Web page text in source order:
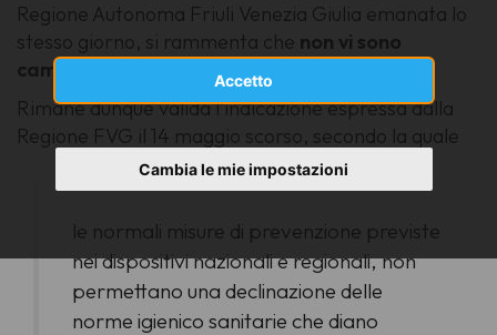
Accetto
Cambia le mie impostazioni
Regione Autonoma Friuli Venezia Giulia emanata lo
stesso giorno, si rammenta che non vi sono
cambiamenti riguardanti l'attività corale
Rimane dunque valida l'indicazione espressa dalla
Regione FVG il 14 maggio scorso, secondo la quale
le normali misure di prevenzione previste
nei dispositivi nazionali e regionali, non
permettano una declinazione delle
norme igienico sanitarie che diano